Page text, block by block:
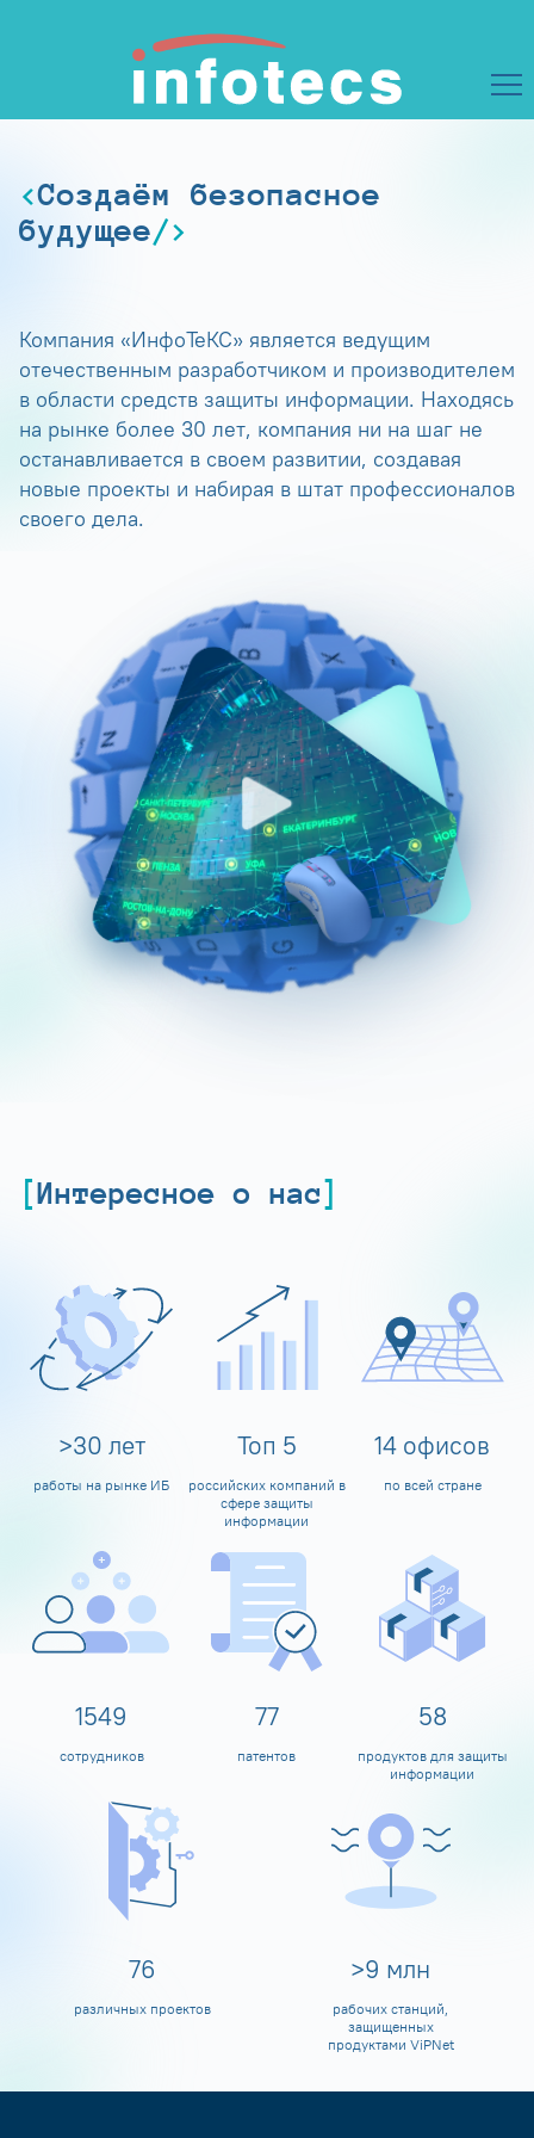
Создаём безопасное
будущее
Компания «ИнфоТеКС» является ведущим
отечественным разработчиком и производителем
в области средств защиты информации. Находясь
на рынке более 30 лет, компания ни на шаг не
останавливается в своем развитии, создавая
новые проекты и набирая в штат профессионалов
своего дела.
Интересное о нас
>30 лет
работы на рынке ИБ
Топ 5
российских компаний в
сфере защиты
информации
14 офисов
по всей стране
1600
сотрудников
80
патентов
60
продуктов для защиты
информации
80
различных проектов
>10 млн
рабочих станций,
защищенных
продуктами ViPNet